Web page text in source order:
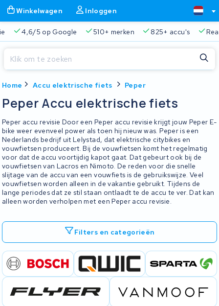
Winkelwagen Inloggen
4,6/5 op Google 510+ merken 825+ accu's
Home Accu elektrische fiets Peper
Peper Accu elektrische fiets
Peper accu revisie Door een Peper accu revisie krijgt jouw Peper E-
bike weer evenveel power als toen hij nieuw was. Peper is een
Nederlands bedrijf uit Lelystad, dat elektrische citybikes en
vouwfietsen produceert. Bij de vouwfietsen komt het regelmatig
voor dat de accu voortijdig kapot gaat. Dat gebeurt ook bij de
vouwfietsen van Lacros en Nimoto. De reden voor die snelle
slijtage van de accu van een vouwfiets is de gebruikswijze. Veel
vouwfietsen worden alleen in de vakantie gebruikt. Tijdens de
lange periodes dat ze stil staan ontlaadt te de accu te ver. Dat kan
alleen worden verholpen met een Peper accu revisie.
Filters en categorieën
Je winkelwagen is leeg.
Gratis verzending en ophaalservice 45.000+ accu's
Sluiten
Begin te typen in de zoekbalk om te zoeken